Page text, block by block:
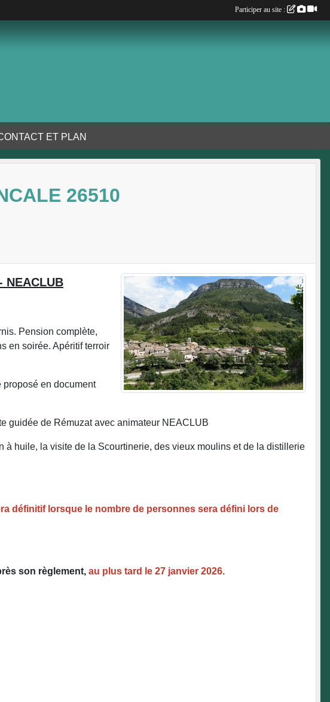
ET PLAN
26510
NEACLUB
Pension complète,
en soirée. Apéritif terroir
en document
guidée de Rémuzat avec animateur NEACLUB
huile, la visite de la Scourtinerie, des vieux moulins et de la distillerie
définitif lorsque le nombre de personnes sera défini lors de
son règlement, au plus tard le 27 janvier 2026.
Participer au site :